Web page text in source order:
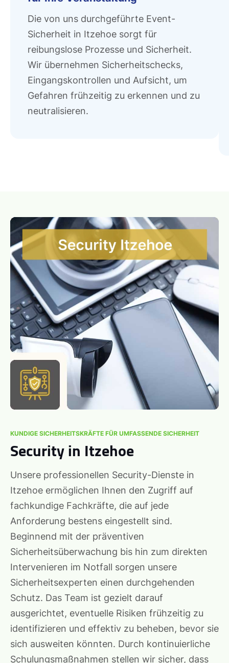
Die von uns durchgeführte Event-
Sicherheit in Itzehoe sorgt für
reibungslose Prozesse und Sicherheit.
Wir übernehmen Sicherheitschecks,
Eingangskontrollen und Aufsicht, um
Gefahren frühzeitig zu erkennen und zu
neutralisieren.
KUNDIGE SICHERHEITSKRÄFTE FÜR UMFASSENDE SICHERHEIT
Security in Itzehoe
Unsere professionellen Security-Dienste in
Itzehoe ermöglichen Ihnen den Zugriff auf
fachkundige Fachkräfte, die auf jede
Anforderung bestens eingestellt sind.
Beginnend mit der präventiven
Sicherheitsüberwachung bis hin zum direkten
Intervenieren im Notfall sorgen unsere
Sicherheitsexperten einen durchgehenden
Schutz. Das Team ist gezielt darauf
ausgerichtet, eventuelle Risiken frühzeitig zu
identifizieren und effektiv zu beheben, bevor sie
sich ausweiten könnten. Durch kontinuierliche
Schulungsmaßnahmen stellen wir sicher, dass